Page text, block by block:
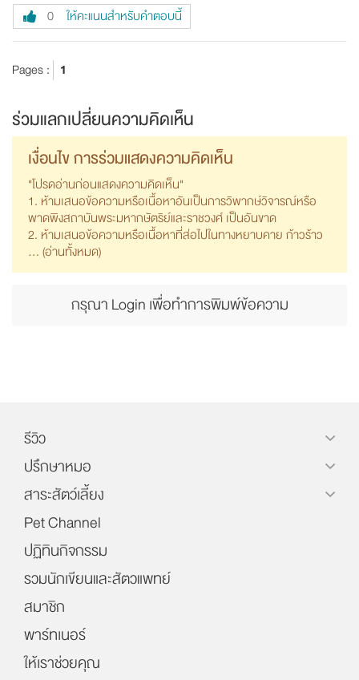
0 ให้คะแนนสำหรับคำตอบนี้
Pages : 1
ร่วมแลกเปลี่ยนความคิดเห็น
เงื่อนไข การร่วมแสดงความคิดเห็น
"โปรดอ่านก่อนแสดงความคิดเห็น"
1. ห้ามเสนอข้อความหรือเนื้อหาอันเป็นการวิพากษ์วิจารณ์หรือ
พาดพิงสถาบันพระมหากษัตริย์และราชวงศ์ เป็นอันขาด
2. ห้ามเสนอข้อความหรือเนื้อหาที่ส่อไปในทางหยาบคาย ก้าวร้าว
... (อ่านทั้งหมด)
กรุณา Login เพื่อทำการพิมพ์ข้อความ
รีวิว
ปรึกษาหมอ
สาระสัตว์เลี้ยง
Pet Channel
ปฏิทินกิจกรรม
รวมนักเขียนและสัตวแพทย์
สมาชิก
พาร์ทเนอร์
ให้เราช่วยคุณ